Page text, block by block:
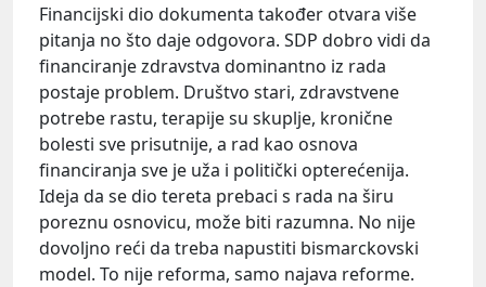
Financijski dio dokumenta također otvara više
pitanja no što daje odgovora. SDP dobro vidi da
financiranje zdravstva dominantno iz rada
postaje problem. Društvo stari, zdravstvene
potrebe rastu, terapije su skuplje, kronične
bolesti sve prisutnije, a rad kao osnova
financiranja sve je uža i politički opterećenija.
Ideja da se dio tereta prebaci s rada na širu
poreznu osnovicu, može biti razumna. No nije
dovoljno reći da treba napustiti bismarckovski
model. To nije reforma, samo najava reforme.